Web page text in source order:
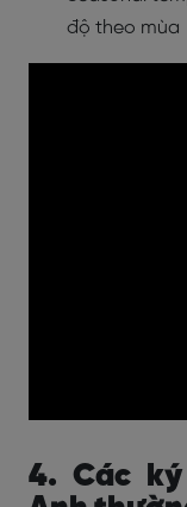
độ theo mùa
4. Các